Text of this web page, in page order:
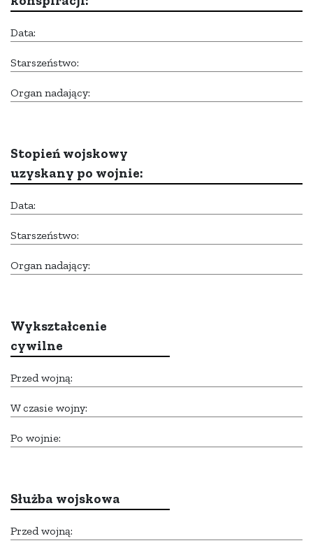
Data:
Starszeństwo:
Organ nadający:
Stopień wojskowy
uzyskany po wojnie:
Data:
Starszeństwo:
Organ nadający:
Wykształcenie
cywilne
Przed wojną:
W czasie wojny:
Po wojnie:
Służba wojskowa
Przed wojną: